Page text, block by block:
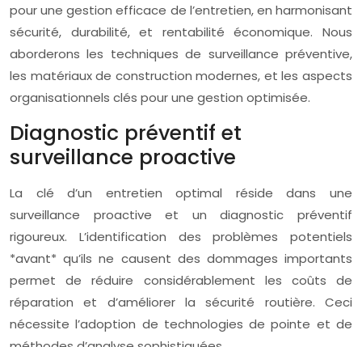
pour une gestion efficace de l’entretien, en harmonisant
sécurité, durabilité, et rentabilité économique. Nous
aborderons les techniques de surveillance préventive,
les matériaux de construction modernes, et les aspects
organisationnels clés pour une gestion optimisée.
Diagnostic préventif et
surveillance proactive
La clé d’un entretien optimal réside dans une
surveillance proactive et un diagnostic préventif
rigoureux. L’identification des problèmes potentiels
*avant* qu’ils ne causent des dommages importants
permet de réduire considérablement les coûts de
réparation et d’améliorer la sécurité routière. Ceci
nécessite l’adoption de technologies de pointe et de